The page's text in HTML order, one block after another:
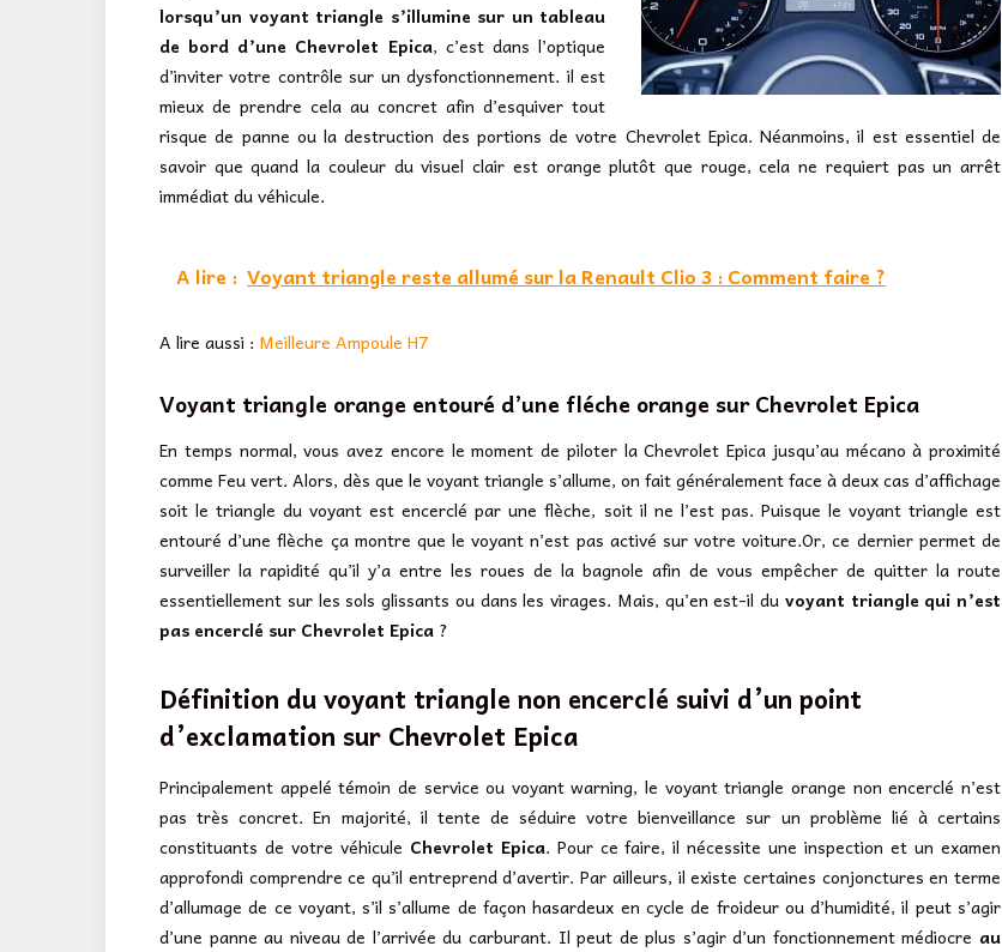
lorsqu’un voyant triangle s’illumine sur un tableau
de bord d’une Chevrolet Epica, c’est dans l’optique
d’inviter votre contrôle sur un dysfonctionnement. il est
mieux de prendre cela au concret afin d’esquiver tout
risque de panne ou la destruction des portions de votre Chevrolet Epica. Néanmoins, il est essentiel de
savoir que quand la couleur du visuel clair est orange plutôt que rouge, cela ne requiert pas un arrêt
immédiat du véhicule.
A lire : Voyant triangle reste allumé sur la Renault Clio 3 : Comment faire ?
A lire aussi : Meilleure Ampoule H7
Voyant triangle orange entouré d’une fléche orange sur Chevrolet Epica
En temps normal, vous avez encore le moment de piloter la Chevrolet Epica jusqu’au mécano à proximité
comme Feu vert. Alors, dès que le voyant triangle s’allume, on fait généralement face à deux cas d’affichage
soit le triangle du voyant est encerclé par une flèche, soit il ne l’est pas. Puisque le voyant triangle est
entouré d’une flèche ça montre que le voyant n’est pas activé sur votre voiture.Or, ce dernier permet de
surveiller la rapidité qu’il y’a entre les roues de la bagnole afin de vous empêcher de quitter la route
essentiellement sur les sols glissants ou dans les virages. Mais, qu’en est-il du voyant triangle qui n’est
pas encerclé sur Chevrolet Epica ?
Définition du voyant triangle non encerclé suivi d’un point
d’exclamation sur Chevrolet Epica
Principalement appelé témoin de service ou voyant warning, le voyant triangle orange non encerclé n’est
pas très concret. En majorité, il tente de séduire votre bienveillance sur un problème lié à certains
constituants de votre véhicule Chevrolet Epica. Pour ce faire, il nécessite une inspection et un examen
approfondi comprendre ce qu’il entreprend d’avertir. Par ailleurs, il existe certaines conjonctures en terme
d’allumage de ce voyant, s’il s’allume de façon hasardeux en cycle de froideur ou d’humidité, il peut s’agir
d’une panne au niveau de l’arrivée du carburant. Il peut de plus s’agir d’un fonctionnement médiocre au